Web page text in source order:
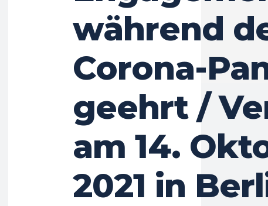
während
Corona-
geehrt /
am 14.
2021 in